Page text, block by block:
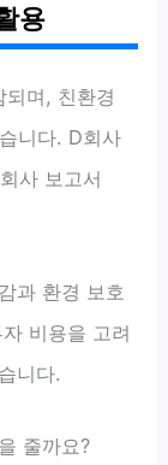
용
되며, 친환경
니다. D회사
사 보고서
과 환경 보호
비용을 고려
니다.
줄까요?